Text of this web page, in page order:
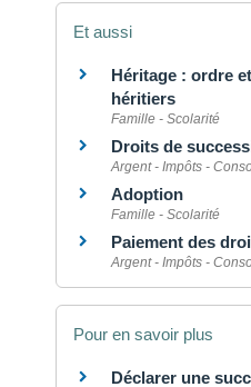
Et aussi
Héritage : ordre
héritiers
Famille - Scolarité
Droits de
Argent - Impôts -
Adoption
Famille - Scolarité
Paiement des
Argent - Impôts -
Pour en savoir plus
Déclarer une